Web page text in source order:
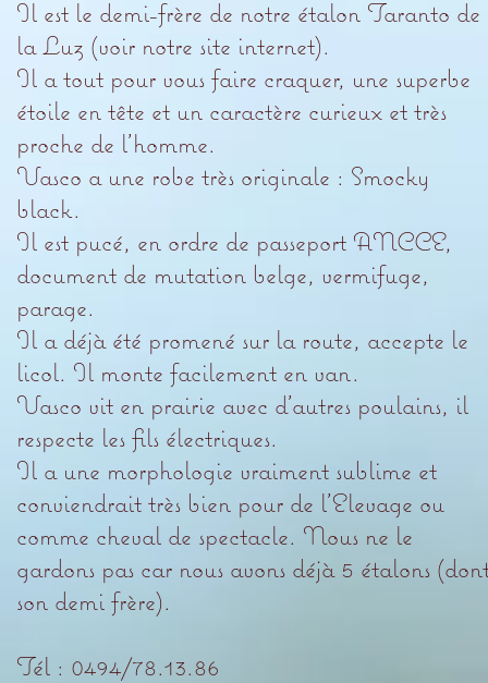
Il est le demi-frère de notre étalon Taranto de
la Luz (voir notre site internet).
Il a tout pour vous faire craquer, une superbe
étoile en tête et un caractère curieux et très
proche de l'homme.
Vasco a une robe très originale : Smocky
black.
Il est pucé, en ordre de passeport ANCCE,
document de mutation belge, vermifuge,
parage.
Il a déjà été promené sur la route, accepte le
licol. Il monte facilement en van.
Vasco vit en prairie avec d'autres poulains, il
respecte les fils électriques.
Il a une morphologie vraiment sublime et
conviendrait très bien pour de l'Elevage ou
comme cheval de spectacle. Nous ne le
gardons pas car nous avons déjà 5 étalons
son demi frère).
Tél : 0494/78.13.86